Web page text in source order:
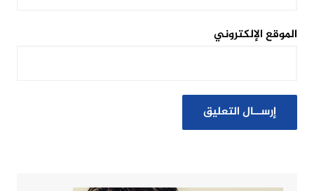
الموقع الإلكتروني